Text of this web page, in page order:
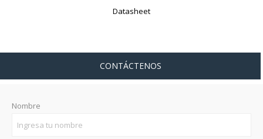
Datasheet
CONTÁCTENOS
Nombre